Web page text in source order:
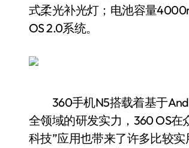
式柔光补光灯；电池容量
OS 2.0系统。
360手机N5搭载着基于
全领域的研发实力，360 OS
科技”应用也带来了许多比较